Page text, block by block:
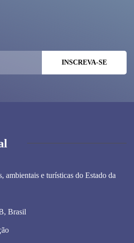
ambientais e turísticas do Estado da
Brasil